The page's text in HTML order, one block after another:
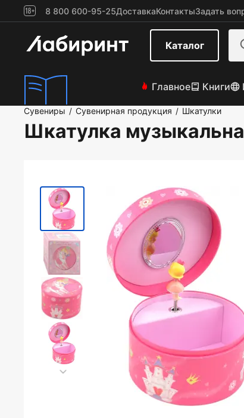
8 800 600-95-25ДоставкаКонтактыЗадать
Каталог
Главное Книги
Сувениры / Сувенирная продукция / Шкатулки
Шкатулка